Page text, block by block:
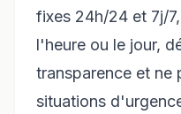
fixes 24h/24 et 7j/
l'heure ou le jour,
transparence et ne
situations